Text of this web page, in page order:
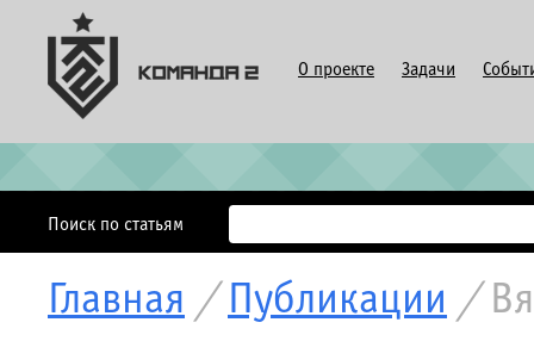
О проекте Задачи
Поиск по статьям
Главная / Публикации /